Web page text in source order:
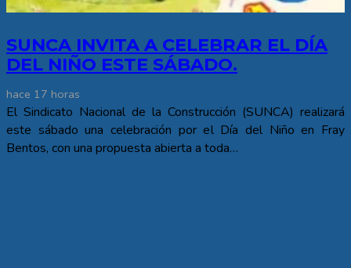
SUNCA INVITA A CELEBRAR EL DÍA
DEL NIÑO ESTE SÁBADO.
hace 17 horas
El Sindicato Nacional de la Construcción (SUNCA) realizará
este sábado una celebración por el Día del Niño en Fray
Bentos, con una propuesta abierta a toda…